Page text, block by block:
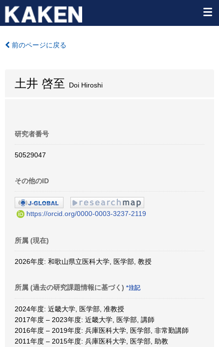
前のページに戻る
土井 啓至 Doi Hiroshi
研究者番号
50529047
その他のID
https://orcid.org/0000-0003-3237-2119
所属 (現在)
2026年度: 和歌山県立医科大学, 医学部, 教授
所属 (過去の研究課題情報に基づく) *注記
2024年度: 近畿大学, 医学部, 准教授
2017年度 – 2023年度: 近畿大学, 医学部, 講師
2016年度 – 2019年度: 兵庫医科大学, 医学部, 非常勤講師
2011年度 – 2015年度: 兵庫医科大学, 医学部, 助教